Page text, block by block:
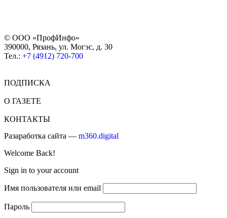
© ООО «ПрофИнфо»
390000, Рязань, ул. Могэс, д. 30
Тел.: +7 (4912) 720-700
ПОДПИСКА
О ГАЗЕТЕ
КОНТАКТЫ
Разаработка сайта — m360.digital
Welcome Back!
Sign in to your account
Имя пользователя или email
Пароль